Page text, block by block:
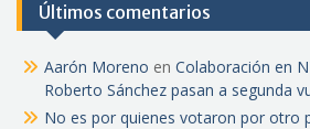
Últimos comentarios
Aarón Moreno en Colaboración en
Roberto Sánchez pasan a segunda
No es por quienes votaron por otro